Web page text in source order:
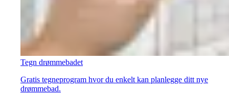
Tegn drømmebadet
Gratis tegneprogram hvor du enkelt kan planlegge ditt nye
drømmebad.